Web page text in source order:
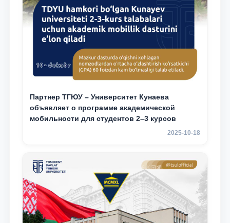
Партнер ТГЮУ – Университет Кунаева
объявляет о программе академической
мобильности для студентов 2–3 курсов
2025-10-18